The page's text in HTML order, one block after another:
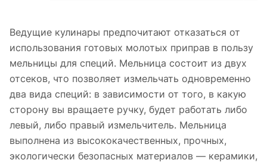
Ведущие кулинары предпочитают отказаться от
использования готовых молотых приправ в пользу
мельницы для специй. Мельница состоит из двух
отсеков, что позволяет измельчать одновременно
два вида специй: в зависимости от того, в какую
сторону вы вращаете ручку, будет работать либо
левый, либо правый измельчитель. Мельница
выполнена из высококачественных, прочных,
экологически безопасных материалов — керамики,